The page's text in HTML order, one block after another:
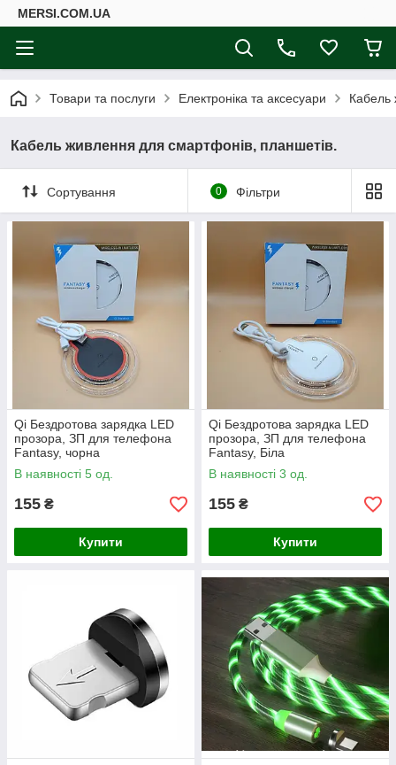
MERSI.COM.UA
Товари та послуги Електроніка та аксесуари Кабель
Кабель живлення для смартфонів, планшетів.
Сортування 0 Фільтри
Qi Бездротова зарядка LED
прозора, ЗП для телефона
Fantasy, чорна
В наявності 5 од.
155 ₴
Купити
Qi Бездротова зарядка LED
прозора, ЗП для телефона
Fantasy, Біла
В наявності 3 од.
155 ₴
Купити